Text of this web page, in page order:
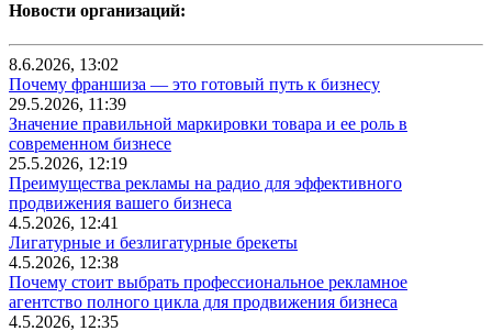
Новости организаций:
8.6.2026, 13:02
Почему франшиза — это готовый путь к бизнесу
29.5.2026, 11:39
Значение правильной маркировки товара и ее роль в
современном бизнесе
25.5.2026, 12:19
Преимущества рекламы на радио для эффективного
продвижения вашего бизнеса
4.5.2026, 12:41
Лигатурные и безлигатурные брекеты
4.5.2026, 12:38
Почему стоит выбрать профессиональное рекламное
агентство полного цикла для продвижения бизнеса
4.5.2026, 12:35